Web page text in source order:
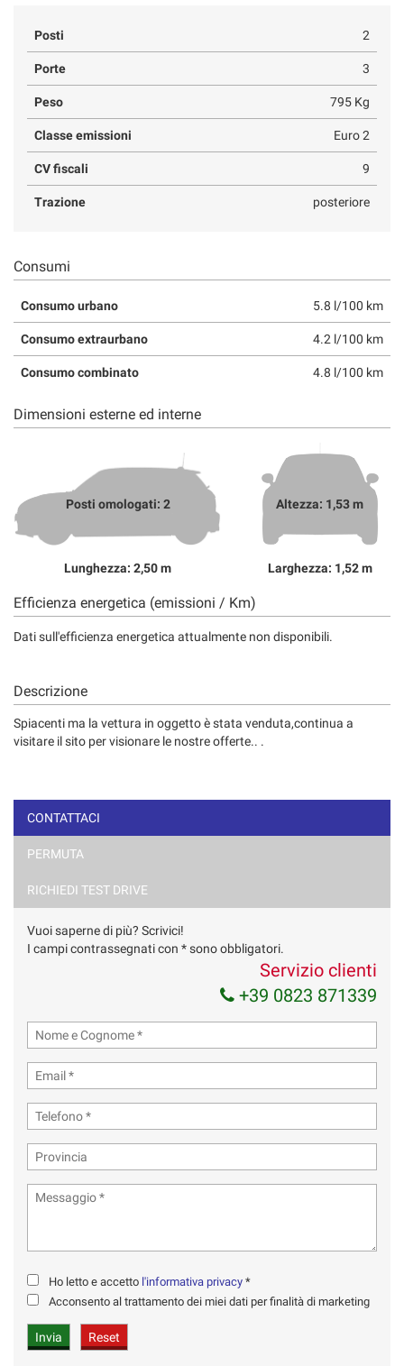
Posti 2
Porte 3
Peso 795 Kg
Classe emissioni Euro 2
CV fiscali 9
Trazione posteriore
Consumi
Consumo urbano 5.8 l/100 km
Consumo extraurbano 4.2 l/100 km
Consumo combinato 4.8 l/100 km
Dimensioni esterne ed interne
Posti omologati: 2
Lunghezza: 2,50 m
Altezza: 1,53 m
Larghezza: 1,52 m
Efficienza energetica (emissioni / Km)
Dati sull'efficienza energetica attualmente non disponibili.
Descrizione
Spiacenti ma la vettura in oggetto è stata venduta,continua a
visitare il sito per visionare le nostre offerte.. .
CONTATTACI
PERMUTA
RICHIEDI TEST DRIVE
Vuoi saperne di più? Scrivici!
I campi contrassegnati con * sono obbligatori.
Servizio clienti
+39 0823 871339
Ho letto e accetto l'informativa privacy *
Acconsento al trattamento dei miei dati per finalità di marketing